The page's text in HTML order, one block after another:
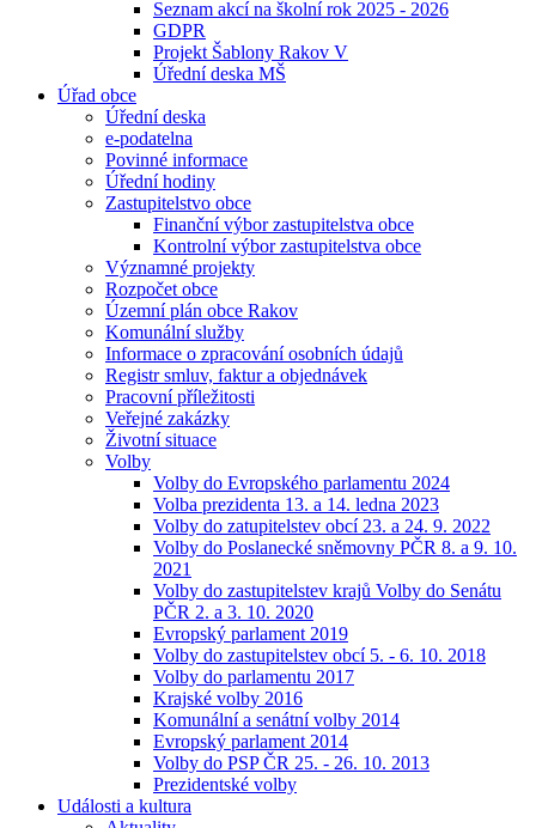
Seznam akcí na školní rok 2025 - 2026
GDPR
Projekt Šablony Rakov V
Úřední deska MŠ
Úřad obce
Úřední deska
e-podatelna
Povinné informace
Úřední hodiny
Zastupitelstvo obce
Finanční výbor zastupitelstva obce
Kontrolní výbor zastupitelstva obce
Významné projekty
Rozpočet obce
Územní plán obce Rakov
Komunální služby
Informace o zpracování osobních údajů
Registr smluv, faktur a objednávek
Pracovní příležitosti
Veřejné zakázky
Životní situace
Volby
Volby do Evropského parlamentu 2024
Volba prezidenta 13. a 14. ledna 2023
Volby do zatupitelstev obcí 23. a 24. 9. 2022
Volby do Poslanecké sněmovny PČR 8. a 9. 10.
2021
Volby do zastupitelstev krajů Volby do Senátu
PČR 2. a 3. 10. 2020
Evropský parlament 2019
Volby do zastupitelstev obcí 5. - 6. 10. 2018
Volby do parlamentu 2017
Krajské volby 2016
Komunální a senátní volby 2014
Evropský parlament 2014
Volby do PSP ČR 25. - 26. 10. 2013
Prezidentské volby
Události a kultura